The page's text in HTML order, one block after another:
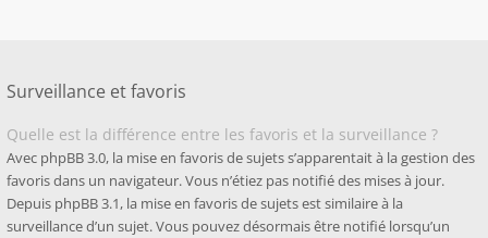
Surveillance et favoris
Quelle est la différence entre les favoris et la surveillance ?
Avec phpBB 3.0, la mise en favoris de sujets s’apparentait à la gestion des
favoris dans un navigateur. Vous n’étiez pas notifié des mises à jour.
Depuis phpBB 3.1, la mise en favoris de sujets est similaire à la
surveillance d’un sujet. Vous pouvez désormais être notifié lorsqu’un